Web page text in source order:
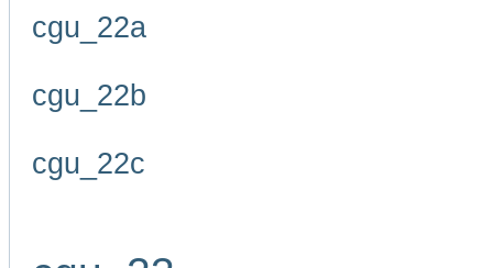
cgu_22a
cgu_22b
cgu_22c